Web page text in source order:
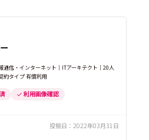
通信・インターネット｜ITアーキテクト｜20人
約タイプ 有償利用
利用画像確認
投稿日： 2022年03月31日